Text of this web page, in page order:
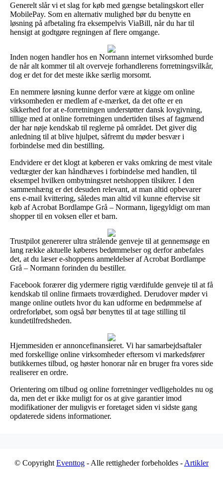
Generelt slår vi et slag for køb med gængse betalingskort eller
MobilePay. Som en alternativ mulighed bør du benytte en
løsning på afbetaling fra eksempelvis ViaBill, når du har til
hensigt at godtgøre regningen af flere omgange.
Inden nogen handler hos en Normann internet virksomhed burde
de når alt kommer til alt overveje forhandlerens forretningsvilkår,
dog er det for det meste ikke særlig morsomt.
En nemmere løsning kunne derfor være at kigge om online
virksomheden er medlem af e-mærket, da det ofte er en
sikkerhed for at e-forretningen understøtter dansk lovgivning,
tillige med at online forretningen undertiden tilses af fagmænd
der har nøje kendskab til reglerne på området. Det giver dig
anledning til at blive hjulpet, såfremt du møder besvær i
forbindelse med din bestilling.
Endvidere er det klogt at køberen er vaks omkring de mest vitale
vedtægter der kan håndhæves i forbindelse med handlen, til
eksempel hvilken ombytningsret netshoppen tilsikrer. I den
sammenhæng er det desuden relevant, at man altid opbevarer
ens e-mail kvittering, således man altid vil kunne eftervise sit
køb af Acrobat Bordlampe Grå – Normann, ligegyldigt om man
shopper til en voksen eller et barn.
Trustpilot genererer ultra strålende genveje til at gennemsøge en
lang række aktuelle køberes bedømmelser og derfor anbefales
det, at du læser e-shoppens anmeldelser af Acrobat Bordlampe
Grå – Normann forinden du bestiller.
Facebook forærer dig ydermere rigtig værdifulde genveje til at få
kendskab til online firmaets troværdighed. Derudover møder vi
mange online outlets hvor du kan udforme en bedømmelse af
ordreforløbet, som også bør benyttes til at tage stilling til
kundetilfredsheden.
Hjemmesiden er annoncefinansieret. Vi har samarbejdsaftaler
med forskellige online virksomheder eftersom vi markedsfører
butikkernes tilbud, og høster honorar når en bruger fra vores side
realiserer en ordre.
Orientering om tilbud og online forretninger vedligeholdes nu og
da, men det er ikke muligt for os at give garantier imod
modifikationer der muligvis er foretaget siden vi sidste gang
opdaterede sidens informationer.
© Copyright Eventtog - Alle rettigheder forbeholdes - Artikler